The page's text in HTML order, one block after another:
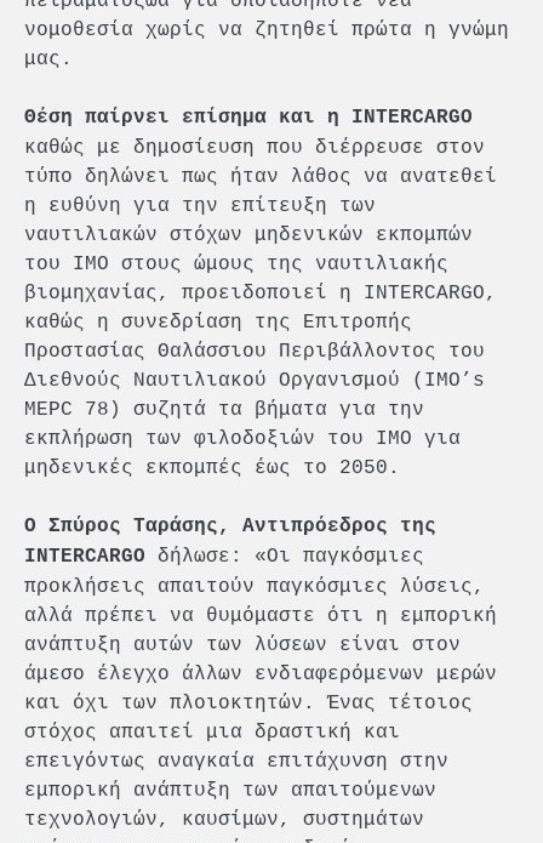
νομοθεσία χωρίς να ζητηθεί πρώτα η γνώμη
μας.
Θέση παίρνει επίσημα και η INTERCARGO
καθώς με δημοσίευση που διέρρευσε στον
τύπο δηλώνει πως ήταν λάθος να ανατεθεί
η ευθύνη για την επίτευξη των
ναυτιλιακών στόχων μηδενικών εκπομπών
του ΙΜΟ στους ώμους της ναυτιλιακής
βιομηχανίας, προειδοποιεί η INTERCARGO,
καθώς η συνεδρίαση της Επιτροπής
Προστασίας Θαλάσσιου Περιβάλλοντος του
Διεθνούς Ναυτιλιακού Οργανισμού (IMO’s
MEPC 78) συζητά τα βήματα για την
εκπλήρωση των φιλοδοξιών του ΙΜΟ για
μηδενικές εκπομπές έως το 2050.
Ο Σπύρος Ταράσης, Αντιπρόεδρος της
INTERCARGO δήλωσε: «Οι παγκόσμιες
προκλήσεις απαιτούν παγκόσμιες λύσεις,
αλλά πρέπει να θυμόμαστε ότι η εμπορική
ανάπτυξη αυτών των λύσεων είναι στον
άμεσο έλεγχο άλλων ενδιαφερόμενων μερών
και όχι των πλοιοκτητών. Ένας τέτοιος
στόχος απαιτεί μια δραστική και
επειγόντως αναγκαία επιτάχυνση στην
εμπορική ανάπτυξη των απαιτούμενων
τεχνολογιών, καυσίμων, συστημάτων